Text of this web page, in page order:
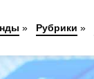
» Рубрики »